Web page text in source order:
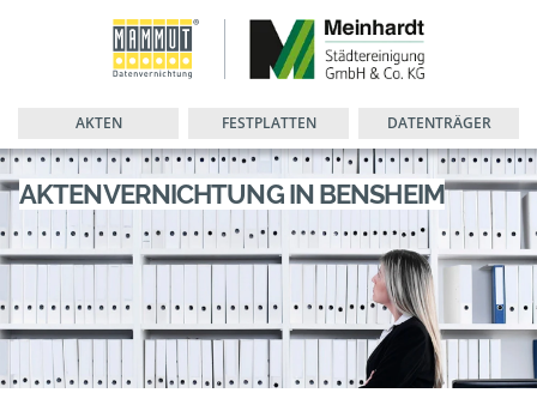
AKTEN FESTPLATTEN DATENTRÄGER
AKTENVERNICHTUNG IN BENSHEIM